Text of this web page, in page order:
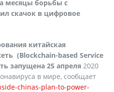
месяцы борьбы с
скачок в цифровое
китайская
(Blockchain-based Service
запущена 25 апреля 2020
в мире, сообщает
chinas-plan-to-power-